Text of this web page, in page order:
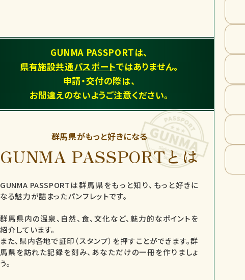
GUNMA PASSPORTは、
県有施設共通パスポートではありません。
申請・交付の際は、
お間違えのないようご注意ください。
群馬県がもっと好きになる
GUNMA PASSPORTとは
GUNMA PASSPORTは群馬県をもっと知り、もっと好きに
なる魅力が詰まったパンフレットです。
群馬県内の温泉、自然、食、文化など、魅力的なポイントを
紹介しています。
また、県内各地で証印（スタンプ）を押すことができます。群
馬県を訪れた記録を刻み、あなただけの一冊を作りましょ
う。